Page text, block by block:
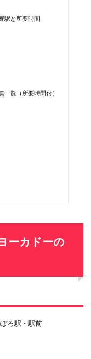
駅と所要時間
覧（所要時間付）
ーカドーの
ろ駅・駅前